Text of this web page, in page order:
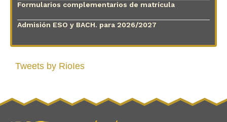
Formularios complementarios de matrícula
Admisión ESO y BACH. para 2026/2027
Tweets by RioIes